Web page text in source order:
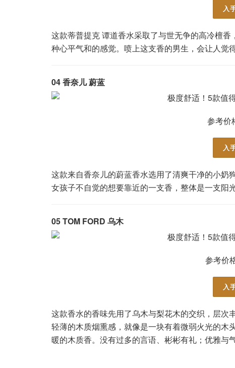
入
这款蒂普提克 谭道香水采取了与世无争的高冷檀
种心平气和的感觉。喷上这支香的男生，会让人觉
04香奈儿 蔚蓝
参考价
入
这款来自香奈儿的蔚蓝香水选用了清爽干净的小奶
女孩子不自觉的想要靠近的一支香，整体是一支阳
05TOM FORD 乌木
参考价
入
这款香水的香味先用了乌木与梨花木的交织，层
轻薄的木质烟熏感，就像是一块有着微弱火光的木
暖的木质香。没有过多的言语、彬彬有礼；优雅与气